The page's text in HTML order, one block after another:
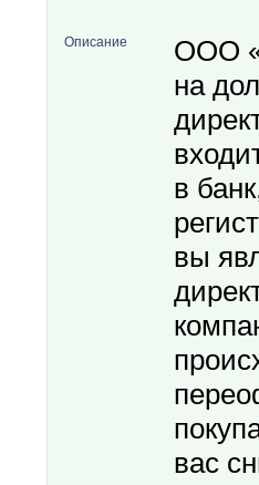
Описание
ООО
на
в
вы
вас